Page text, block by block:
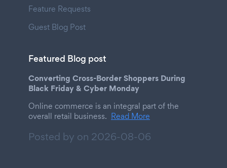
Feature Requests
Guest Blog Post
Featured Blog post
Converting Cross-Border Shoppers During
Black Friday & Cyber Monday
Online commerce is an integral part of the
overall retail business. Read More
Posted by on 2026-08-06